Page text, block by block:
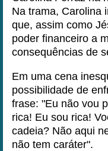
Na trama, Carolina
que, assim como
poder financeiro a
consequências de
Em uma cena
possibilidade de
frase: "Eu não vou
rica! Eu sou rica!
cadeia? Não aqui
não tem caráter".